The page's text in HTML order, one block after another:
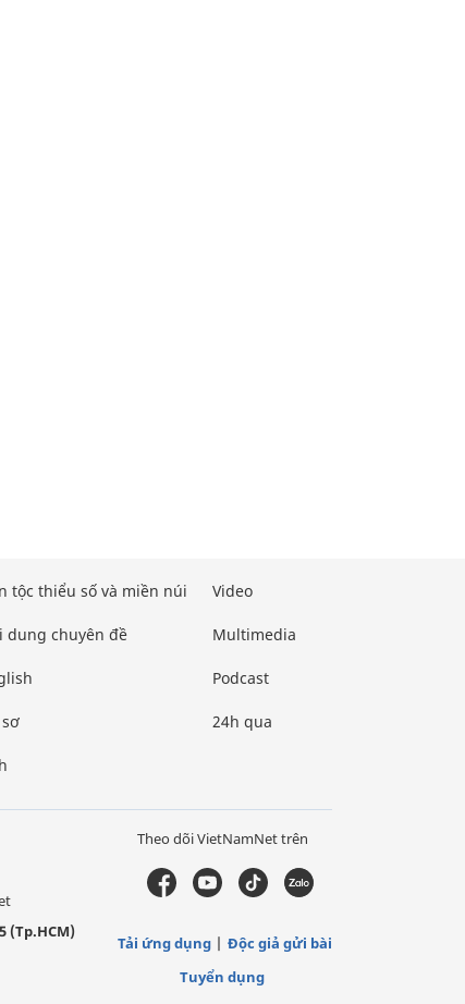
tộc thiểu số và miền núi
dung chuyên đề
Video
Multimedia
Podcast
24h qua
(Tp.HCM)
Theo dõi VietNamNet trên
Tải ứng dụng
Độc giả gửi bài
Tuyển dụng